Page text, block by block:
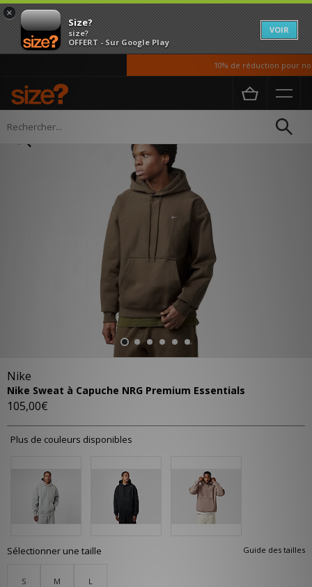
×
Size?
size?
OFFERT - Sur Google Play
VOIR
10% de réduction pour nos
Accueil Homme
Nike
Nike Sweat à Capuche NRG Premium Essentials
105,00€
Plus de couleurs disponibles
Guide des tailles
Sélectionner une taille
S M L